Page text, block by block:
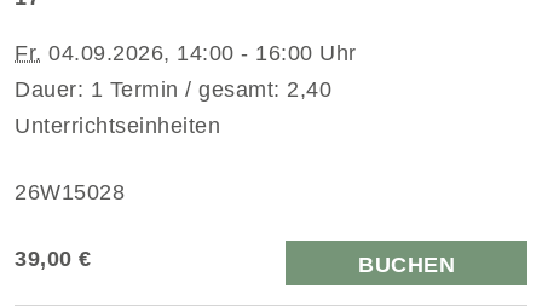
Fr. 04.09.2026, 14:00 - 16:00 Uhr
Dauer: 1 Termin / gesamt: 2,40
Unterrichtseinheiten
26W15028
39,00 € BUCHEN